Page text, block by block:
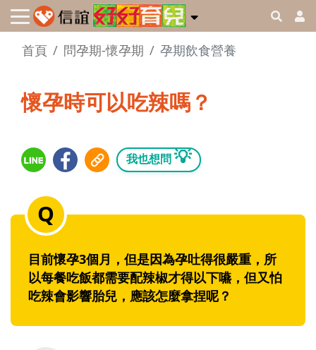
首頁 問孕期-懷孕期 孕期飲食營養
懷孕時可以吃辣嗎？
我也想問 💡
目前懷孕3個月，但是因為孕吐得很嚴重，所
以每餐吃飯都需要配辣椒才得以下嚥，但又怕
吃辣會影響胎兒，應該怎麼拿捏呢？